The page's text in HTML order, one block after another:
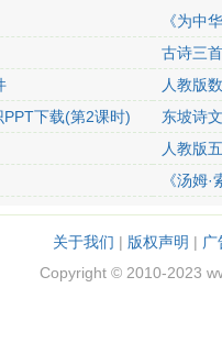
《为中
部编.pptx
古诗三
人教版
百、整
PPT下载(第2课时)
东坡诗
重人教版
《汤姆
关于我们 | 版权声明 |
Copyright © 2010-2023